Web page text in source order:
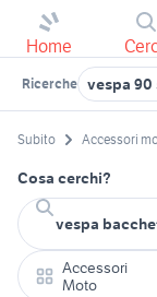
Home
Ricerche vespa 90
Subito Accessori
Cosa cerchi?
Accessori
Moto